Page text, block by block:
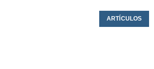
ARTÍCULOS